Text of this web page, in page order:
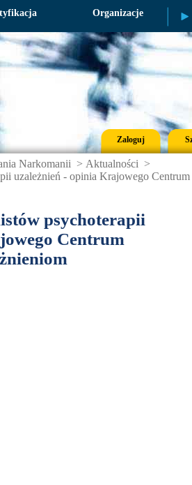
Organizacje
Zaloguj
Narkomanii > Aktualności >
uzależnień - opinia Krajowego Centrum
psychoterapii
Centrum